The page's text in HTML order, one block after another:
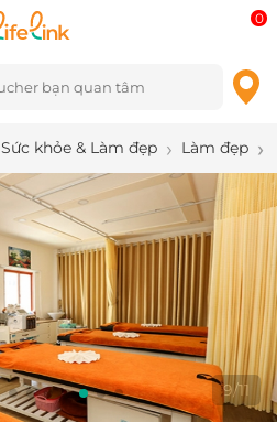
0
Sức khỏe & Làm đẹp Làm đẹp
9/11